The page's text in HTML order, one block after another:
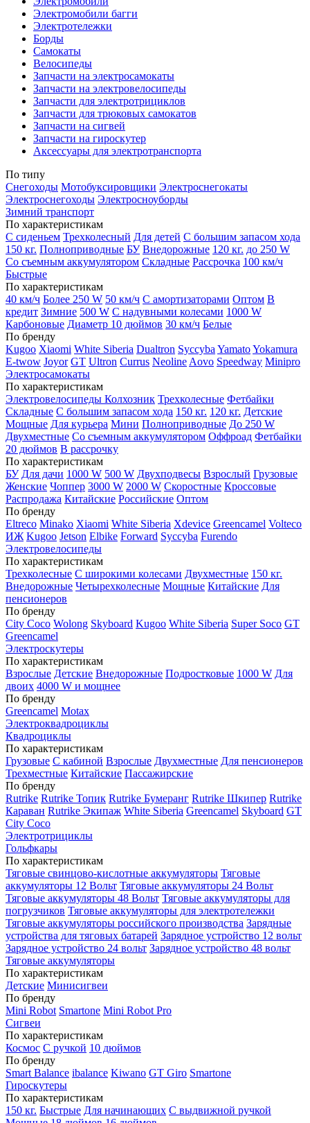
Электромобили багги
Электротележки
Борды
Самокаты
Велосипеды
Запчасти на электросамокаты
Запчасти на электровелосипеды
Запчасти для электротрициклов
Запчасти для трюковых самокатов
Запчасти на сигвей
Запчасти на гироскутер
Аксессуары для электротранспорта
По типу
Снегоходы Мотобуксировщики Электроснегокаты
Электроснегоходы Электросноуборды
Зимний транспорт
По характеристикам
С сиденьем Трехколесный Для детей С большим запасом хода
150 кг. Полноприводные БУ Внедорожные 120 кг. до 250 W
Со съемным аккумулятором Складные Рассрочка 100 км/ч
Быстрые
По характеристикам
40 км/ч Более 250 W 50 км/ч С амортизаторами Оптом В
кредит Зимние 500 W С надувными колесами 1000 W
Карбоновые Диаметр 10 дюймов 30 км/ч Белые
По бренду
Kugoo Xiaomi White Siberia Dualtron Syccyba YamatoYokamura
E-twow Joyor GT Ultron Currus Neoline Aovo Speedway Minipro
Электросамокаты
По характеристикам
Электровелосипеды Колхозник Трехколесные Фетбайки
Складные С большим запасом хода 150 кг. 120 кг. Детские
Мощные Для курьера Мини Полноприводные До 250 W
Двухместные Со съемным аккумулятором Оффроад Фетбайки
20 дюймов В рассрочку
По характеристикам
БУ Для дачи 1000 W 500 W Двухподвесы Взрослый Грузовые
Женские Чоппер 3000 W 2000 W Скоростные Кроссовые
Распродажа Китайские Российские Оптом
По бренду
Eltreco Minako Xiaomi White Siberia Xdevice Greencamel Volteco
ИЖ Kugoo Jetson Elbike Forward Syccyba Furendo
Электровелосипеды
По характеристикам
Трехколесные С широкими колесами Двухместные 150 кг.
Внедорожные Четырехколесные Мощные Китайские Для
пенсионеров
По бренду
City Coco Wolong Skyboard Kugoo White Siberia Super Soco GT
Greencamel
Электроскутеры
По характеристикам
Взрослые Детские Внедорожные Подростковые 1000 W Для
двоих 4000 W и мощнее
По бренду
Greencamel Motax
Электроквадроциклы
Квадроциклы
По характеристикам
Грузовые С кабиной Взрослые Двухместные Для пенсионеров
Трехместные Китайские Пассажирские
По бренду
Rutrike Rutrike Топик Rutrike Бумеранг Rutrike Шкипер Rutrike
Караван Rutrike Экипаж White Siberia Greencamel Skyboard GT
City Coco
Электротрициклы
Гольфкары
По характеристикам
Тяговые свинцово-кислотные аккумуляторы Тяговые
аккумуляторы 12 Вольт Тяговые аккумуляторы 24 Вольт
Тяговые аккумуляторы 48 Вольт Тяговые аккумуляторы для
погрузчиков Тяговые аккумуляторы для электротележки
Тяговые аккумуляторы российского производства Зарядные
устройства для тяговых батарей Зарядное устройство 12 вольт
Зарядное устройство 24 вольт Зарядное устройство 48 вольт
Тяговые аккумуляторы
По характеристикам
Детские Минисигвеи
По бренду
Mini Robot Smartone Mini Robot Pro
Сигвеи
По характеристикам
Космос С ручкой 10 дюймов
По бренду
Smart Balance ibalance Kiwano GT Giro Smartone
Гироскутеры
По характеристикам
150 кг. Быстрые Для начинающих С выдвижной ручкой